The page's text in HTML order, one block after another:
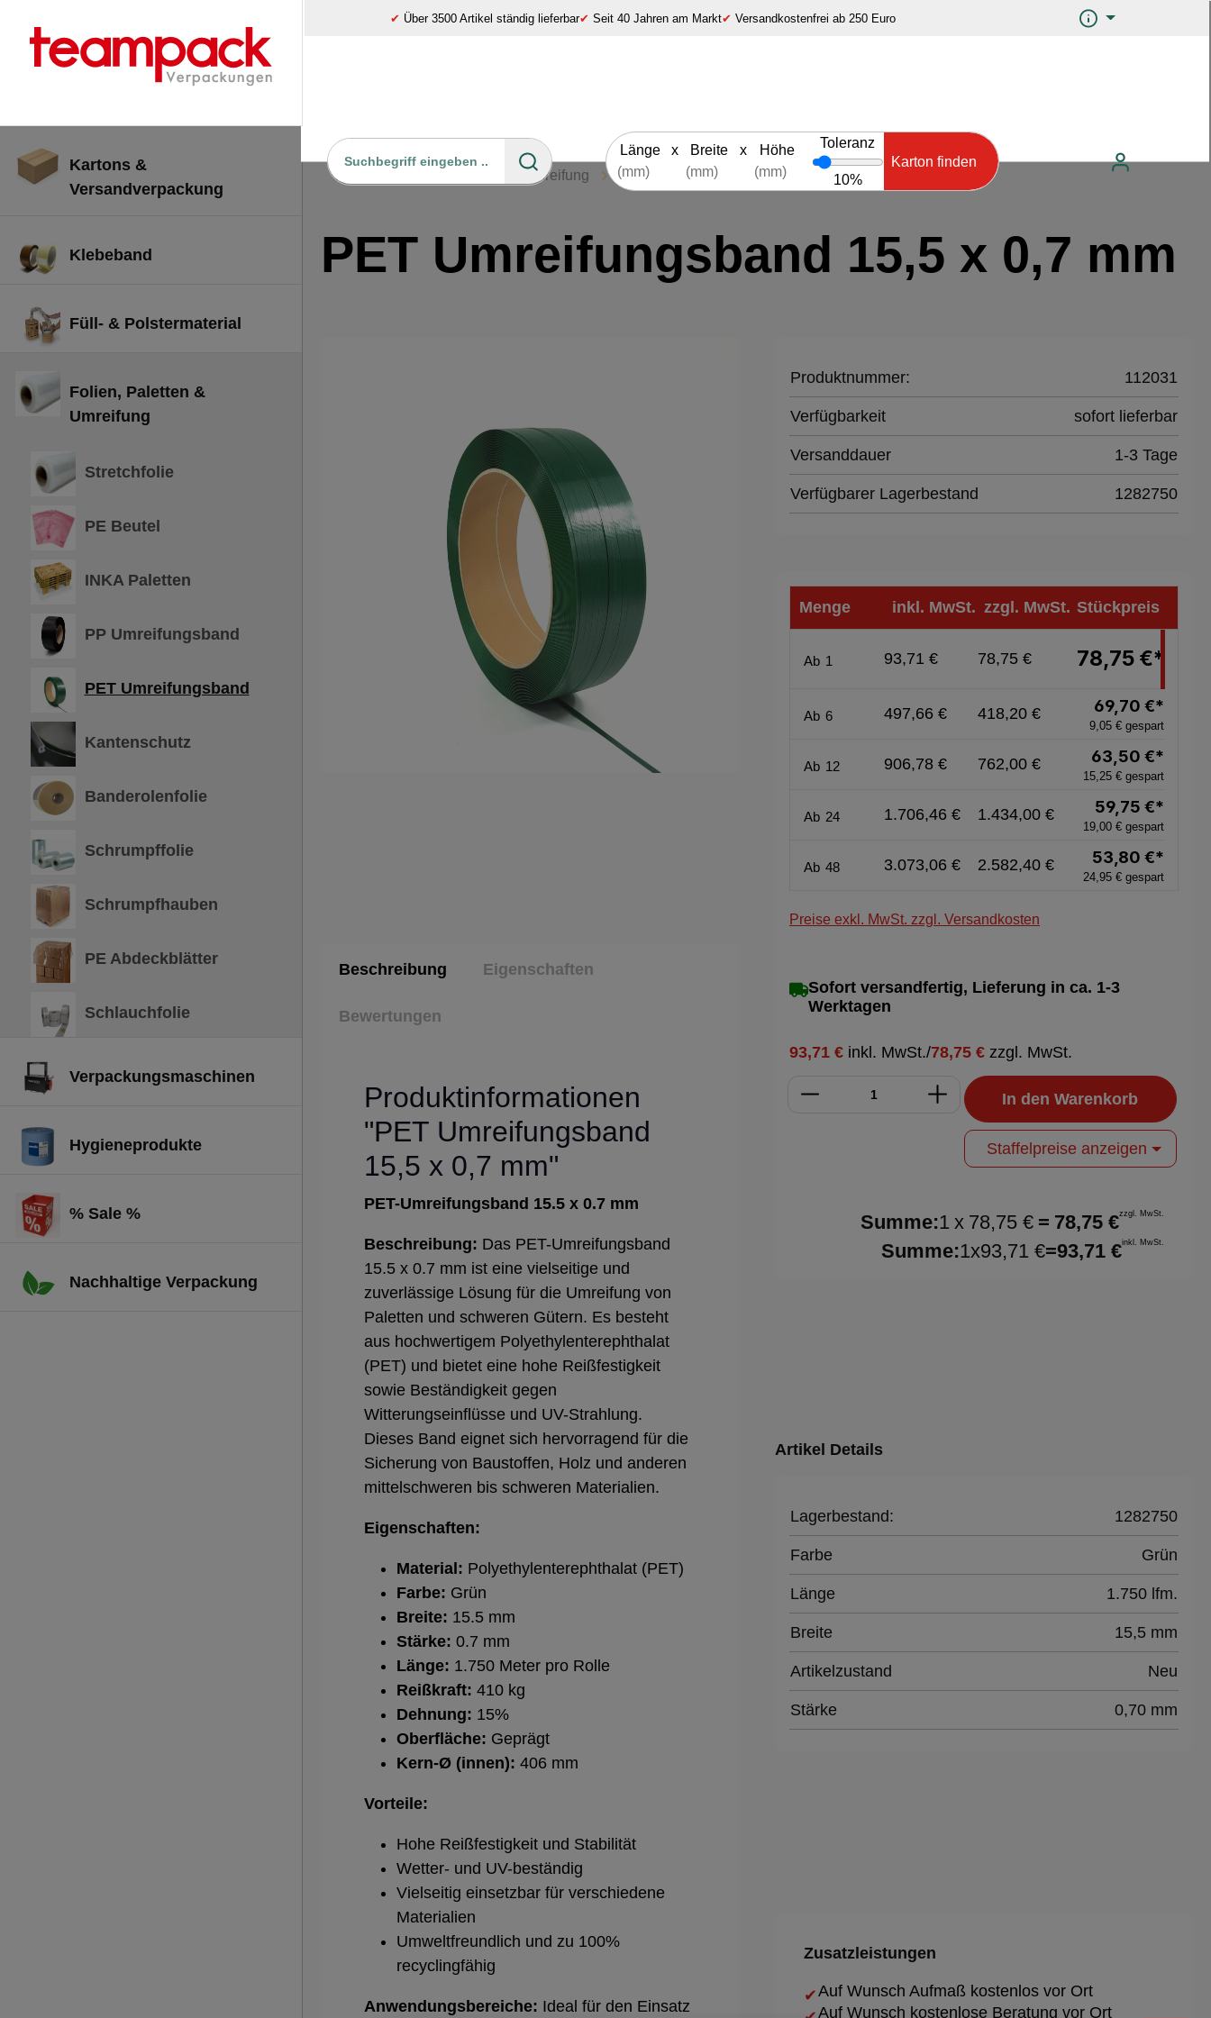
springen ✔ Über 3500 Artikel ständig lieferbar✔ Seit 40 Jahren am Markt✔ Versandkostenfrei ab 250 Euro
Länge x Breite x Höhe Toleranz
10%
Karton finden
Kartons &
Versandverpackung
Klebeband
Füll- & Polstermaterial
Folien, Paletten &
Umreifung
Stretchfolie
PE Beutel
INKA Paletten
PP Umreifungsband
PET Umreifungsband
Kantenschutz
Banderolenfolie
Schrumpffolie
Schrumpfhauben
PE Abdeckblätter
Schlauchfolie
Verpackungsmaschinen
Hygieneprodukte
% Sale %
Nachhaltige Verpackung
Home Folien, Paletten & Umreifung PET Umreifungsband
PET Umreifungsband 15,5 x 0,7 mm
Produktnummer: 112031
Verfügbarkeit sofort lieferbar
Versanddauer 1-3 Tage
Verfügbarer Lagerbestand 1282750
Menge inkl. MwSt. zzgl. MwSt. Stückpreis
Ab 1 93,71 € 78,75 € 78,75 €*
Ab 6 497,66 € 418,20 € 69,70 €*
9,05 € gespart
Ab 12 906,78 € 762,00 € 63,50 €*
15,25 € gespart
Ab 24 1.706,46 € 1.434,00 € 59,75 €*
19,00 € gespart
Ab 48 3.073,06 € 2.582,40 € 53,80 €*
24,95 € gespart
Preise exkl. MwSt. zzgl. Versandkosten
Sofort versandfertig, Lieferung in ca. 1-3
Werktagen
93,71 € inkl. MwSt./78,75 € zzgl. MwSt.
In den Warenkorb
Staffelpreise anzeigen
Summe:1 x 78,75 € = 78,75 €zzgl. MwSt.
Summe:1x93,71 €=93,71 €inkl. MwSt.
Beschreibung Eigenschaften
Bewertungen
Produktinformationen
"PET Umreifungsband
15,5 x 0,7 mm"
PET-Umreifungsband 15.5 x 0.7 mm
Beschreibung: Das PET-Umreifungsband
15.5 x 0.7 mm ist eine vielseitige und
zuverlässige Lösung für die Umreifung von
Paletten und schweren Gütern. Es besteht
aus hochwertigem Polyethylenterephthalat
(PET) und bietet eine hohe Reißfestigkeit
sowie Beständigkeit gegen
Witterungseinflüsse und UV-Strahlung.
Dieses Band eignet sich hervorragend für die
Sicherung von Baustoffen, Holz und anderen
mittelschweren bis schweren Materialien.
Eigenschaften:
Material: Polyethylenterephthalat (PET)
Farbe: Grün
Breite: 15.5 mm
Stärke: 0.7 mm
Länge: 1.750 Meter pro Rolle
Reißkraft: 410 kg
Dehnung: 15%
Oberfläche: Geprägt
Kern-Ø (innen): 406 mm
Vorteile:
Hohe Reißfestigkeit und Stabilität
Wetter- und UV-beständig
Vielseitig einsetzbar für verschiedene
Materialien
Umweltfreundlich und zu 100%
recyclingfähig
Anwendungsbereiche: Ideal für den Einsatz
Artikel Details
Lagerbestand: 1282750
Farbe Grün
Länge 1.750 lfm.
Breite 15,5 mm
Artikelzustand Neu
Stärke 0,70 mm
Zusatzleistungen
✔Auf Wunsch Aufmaß kostenlos vor Ort
Auf Wunsch kostenlose Beratung vor Ort